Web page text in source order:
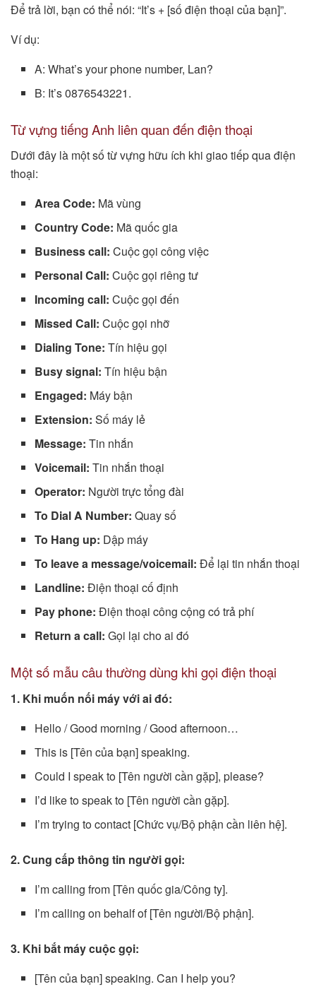
Để trả lời, bạn có thể nói: “It’s + [số điện thoại của bạn]”.
Ví dụ:
A: What’s your phone number, Lan?
B: It’s 0876543221.
Từ vựng tiếng Anh liên quan đến điện thoại
Dưới đây là một số từ vựng hữu ích khi giao tiếp qua điện
thoại:
Area Code: Mã vùng
Country Code: Mã quốc gia
Business call: Cuộc gọi công việc
Personal Call: Cuộc gọi riêng tư
Incoming call: Cuộc gọi đến
Missed Call: Cuộc gọi nhỡ
Dialing Tone: Tín hiệu gọi
Busy signal: Tín hiệu bận
Engaged: Máy bận
Extension: Số máy lẻ
Message: Tin nhắn
Voicemail: Tin nhắn thoại
Operator: Người trực tổng đài
To Dial A Number: Quay số
To Hang up: Dập máy
To leave a message/voicemail: Để lại tin nhắn thoại
Landline: Điện thoại cố định
Pay phone: Điện thoại công cộng có trả phí
Return a call: Gọi lại cho ai đó
Một số mẫu câu thường dùng khi gọi điện thoại
1. Khi muốn nối máy với ai đó:
Hello / Good morning / Good afternoon…
This is [Tên của bạn] speaking.
Could I speak to [Tên người cần gặp], please?
I’d like to speak to [Tên người cần gặp].
I’m trying to contact [Chức vụ/Bộ phận cần liên hệ].
2. Cung cấp thông tin người gọi:
I’m calling from [Tên quốc gia/Công ty].
I’m calling on behalf of [Tên người/Bộ phận].
3. Khi bắt máy cuộc gọi:
[Tên của bạn] speaking. Can I help you?